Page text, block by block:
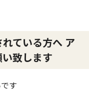
ている方へ ア
致します
す